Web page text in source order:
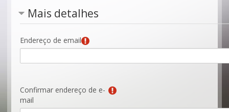
Mais detalhes
Endereço de email
Confirmar endereço de e-
mail